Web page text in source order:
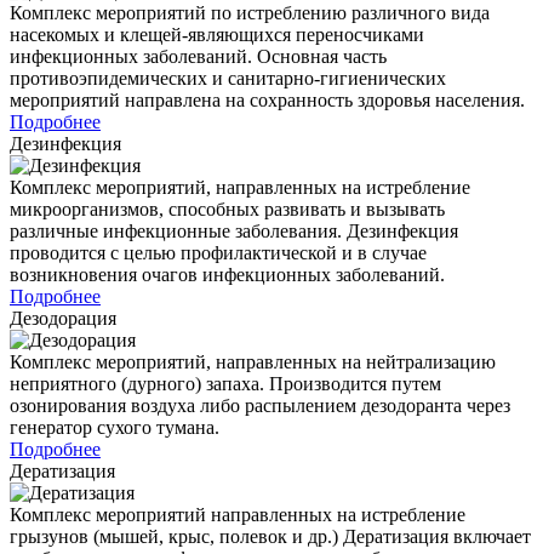
Комплекс мероприятий по истреблению различного вида
насекомых и клещей-являющихся переносчиками
инфекционных заболеваний. Основная часть
противоэпидемических и санитарно-гигиенических
мероприятий направлена на сохранность здоровья населения.
Подробнее
Дезинфекция
Комплекс мероприятий, направленных на истребление
микроорганизмов, способных развивать и вызывать
различные инфекционные заболевания. Дезинфекция
проводится с целью профилактической и в случае
возникновения очагов инфекционных заболеваний.
Подробнее
Дезодорация
Комплекс мероприятий, направленных на нейтрализацию
неприятного (дурного) запаха. Производится путем
озонирования воздуха либо распылением дезодоранта через
генератор сухого тумана.
Подробнее
Дератизация
Комплекс мероприятий направленных на истребление
грызунов (мышей, крыс, полевок и др.) Дератизация включает